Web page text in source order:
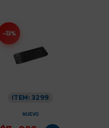
-13%
ITEM: 3299
NUEVO